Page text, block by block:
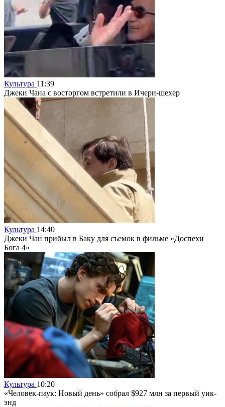
Культура 11:39
Джеки Чана с восторгом встретили в Ичери-шехер
Культура 14:40
Джеки Чан прибыл в Баку для съемок в фильме «Доспехи
Бога 4»
Культура 10:20
«Человек-паук: Новый день» собрал $927 млн за первый уик-
энд